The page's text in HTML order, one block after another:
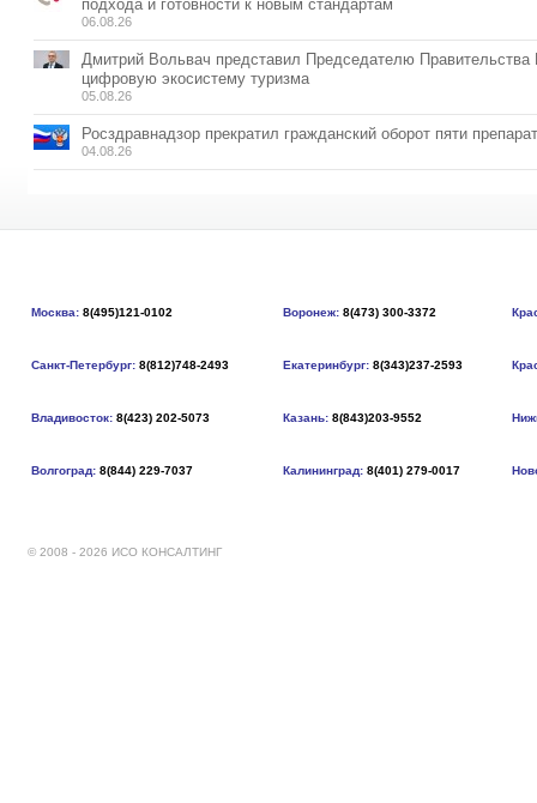
подхода и готовности к новым стандартам
06.08.26
Дмитрий Вольвач представил Председателю
цифровую экосистему туризма
05.08.26
Росздравнадзор прекратил гражданский оборот пяти
04.08.26
Москва: 8(495)121-0102 Воронеж: 8(473) 300-3372
Санкт-Петербург: 8(812)748-2493 Екатеринбург: 8(343)237-2593
Владивосток: 8(423) 202-5073 Казань: 8(843)203-9552
Волгоград: 8(844) 229-7037 Калининград: 8(401) 279-0017
© 2008 - 2026 ИСО КОНСАЛТИНГ